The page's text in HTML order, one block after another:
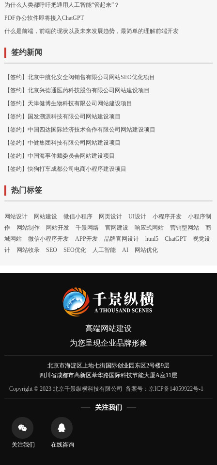
为什么人类都呼吁把通用人工智能“管起来”？
PDF办公软件即将接入ChatGPT
什么是前端，前端的现状以及未来发展趋势，最简单的理解前端开发
签约新闻
【签约】北京中航化安全阀销售有限公司网站SEO优化项目
【签约】北京兴德通医药科技股份有限公司网站建设项目
【签约】天津健博生物科技有限公司网站建设项目
【签约】国发溯源科技有限公司网站建设项目
【签约】中国四达国际经济技术合作有限公司网站建设项目
【签约】中健集团科技有限公司网站建设项目
【签约】中国海事仲裁委员会网站建设项目
【签约】快狗打车成都公司电商小程序建设项目
热门标签
网站设计 网站建设 微信小程序 网页设计 UI设计 小程序开发
小程序制
作
网站制作 网站开发 千景网络 官网建设 响应式网站 营销型网站
商
城网站
微信小程序开发 APP开发 品牌官网设计 html5 ChatGPT
视觉设
计
网站收录 SEO SEO优化 人工智能 AI 网站优化
高端网站建设
为您呈现企业品牌形象
北京市海淀区上地七街国际创业园东区2号楼9层
四川省成都市高新区萃华路国际科技节能大厦A座11层
Copyright © 2023 北京千景纵横科技有限公司 备案号： 京ICP备14059922号-1
关注我们
关注我们 在线咨询